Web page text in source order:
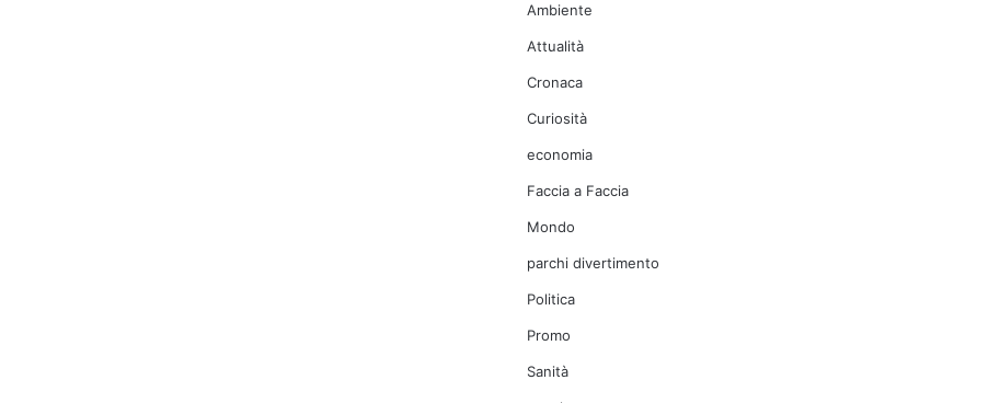
Ambiente
Attualità
Cronaca
Curiosità
economia
Faccia a Faccia
Mondo
parchi divertimento
Politica
Promo
Sanità